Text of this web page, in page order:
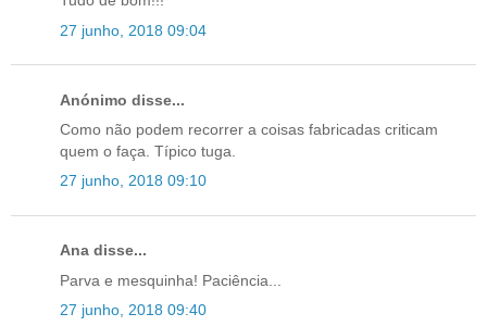
27 junho, 2018 09:04
Anónimo disse...
Como não podem recorrer a coisas fabricadas criticam
quem o faça. Típico tuga.
27 junho, 2018 09:10
Ana disse...
Parva e mesquinha! Paciência...
27 junho, 2018 09:40